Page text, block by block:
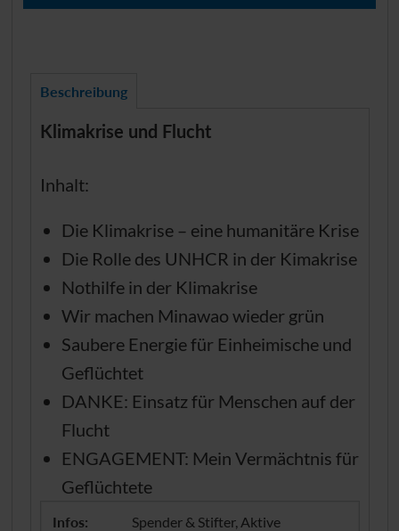
Beschreibung
Klimakrise und Flucht
Inhalt:
Die Klimakrise – eine humanitäre Krise
Die Rolle des UNHCR in der Kimakrise
Nothilfe in der Klimakrise
Wir machen Minawao wieder grün
Saubere Energie für Einheimische und
Geflüchtet
DANKE: Einsatz für Menschen auf der
Flucht
ENGAGEMENT: Mein Vermächtnis für
Geflüchtete
Infos:
Spender & Stifter, Aktive